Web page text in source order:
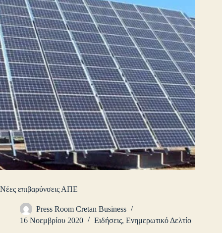
Νέες επιβαρύνσεις ΑΠΕ
Press Room Cretan Business
16 Νοεμβρίου 2020
Ειδήσεις, Ενημερωτικό Δελτίο